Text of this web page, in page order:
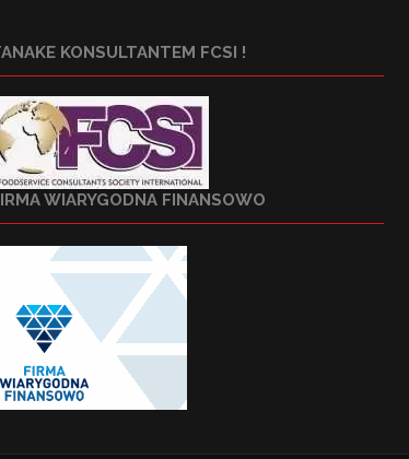
KONSULTANTEM FCSI !
WIARYGODNA FINANSOWO